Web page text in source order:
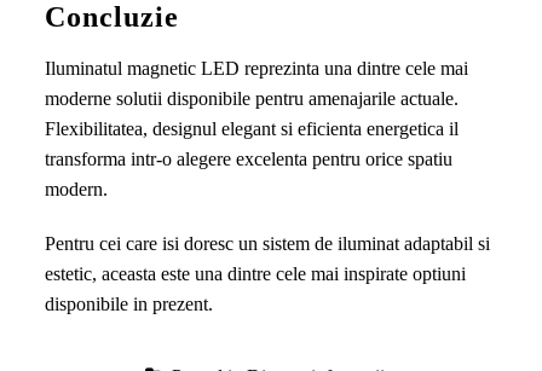
Concluzie
Iluminatul magnetic LED reprezinta una dintre cele mai
moderne solutii disponibile pentru amenajarile actuale.
Flexibilitatea, designul elegant si eficienta energetica il
transforma intr-o alegere excelenta pentru orice spatiu
modern.
Pentru cei care isi doresc un sistem de iluminat adaptabil si
estetic, aceasta este una dintre cele mai inspirate optiuni
disponibile in prezent.